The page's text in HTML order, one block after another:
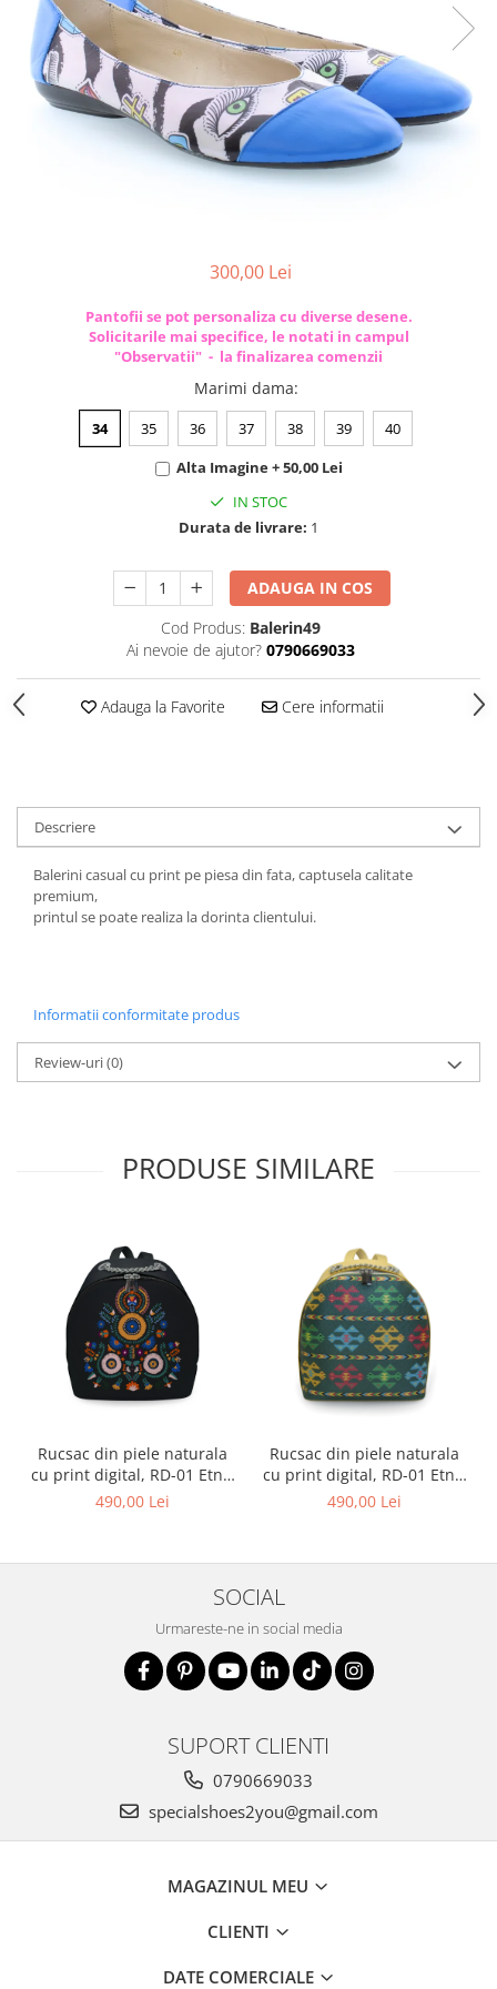
300,00 Lei
Pantofii se pot personaliza cu diverse desene.
Solicitarile mai specifice, le notati in campul
"Observatii" - la finalizarea comenzii
Marimi dama:
34 35 36 37 38 39
40
Alta Imagine + 50,00 Lei
IN STOC
Durata de livrare: 1
ADAUGA IN COS
Cod Produs: Balerin49
Ai nevoie de ajutor? 0790669033
Adauga la Favorite Cere informatii
Descriere
Balerini casual cu print pe piesa din fata, captusela calitate
premium,
printul se poate realiza la dorinta clientului.
Informatii conformitate produs
Review-uri(0)
PRODUSE SIMILARE
Rucsac din piele naturala
cu print digital, RD-01 Etnic
13, Negru
490,00 Lei
Rucsac din piele naturala
cu print digital, RD-01 Etnic
01
490,00 Lei
SOCIAL
Urmareste-ne in social media
SUPORT CLIENTI
0790669033
specialshoes2you@gmail.com
MAGAZINUL MEU
CLIENTI
DATE COMERCIALE